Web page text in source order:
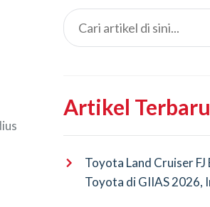
Artikel Terbaru
Toyota Land Cruiser
Toyota di GIIAS 2026,